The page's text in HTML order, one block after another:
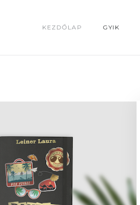
KEZDŐLAP GYIK